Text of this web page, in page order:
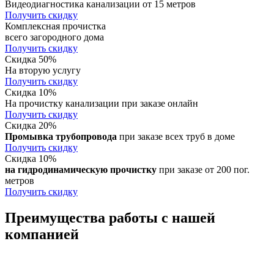
Видеодиагностика канализации от 15 метров
Получить скидку
Комплексная прочистка
всего загородного дома
Получить скидку
Скидка 50%
На вторую услугу
Получить скидку
Скидка 10%
На прочистку канализации при заказе онлайн
Получить скидку
Скидка 20%
Промывка трубопровода при заказе всех труб в доме
Получить скидку
Скидка 10%
на гидродинамическую прочистку при заказе от 200 пог.
метров
Получить скидку
Преимущества работы с нашей
компанией